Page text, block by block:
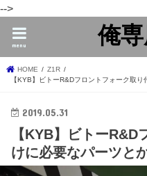
-->
俺専
menu
HOME
Z1R
【KYB】ビトーR&Dフロントフォーク取
2019.05.31
【KYB】ビトー
けに必要なパーツと